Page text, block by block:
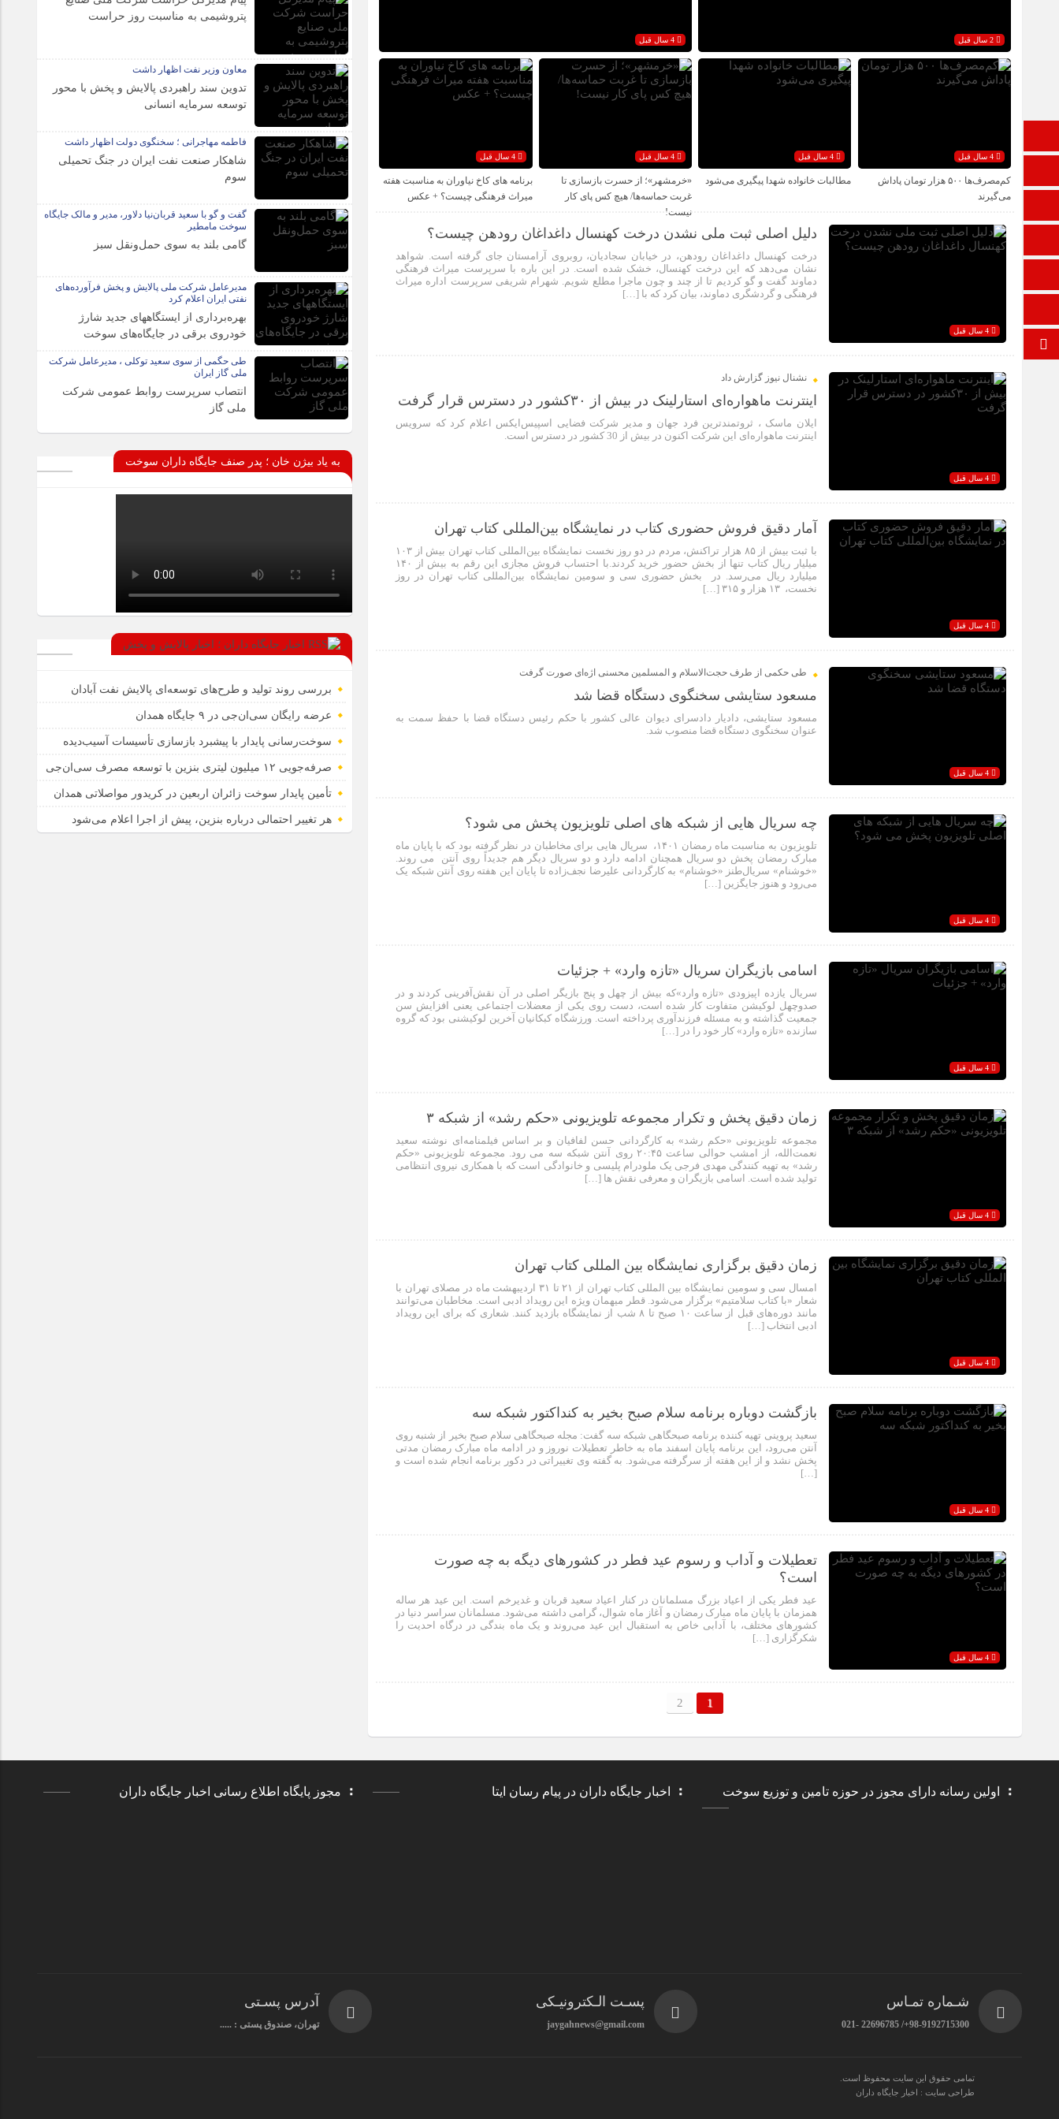
تالار گفتمان
اپلیکیشن سایت
برو بالا
2 سال قبل 4 سال قبل
4 سال قبل
کم‌مصرف‌ها ۵۰۰ هزار تومان پاداش
می‌گیرند
مطالبات خانواده شهدا پیگیری می‌شود
4 سال قبل
«خرمشهر»؛ از حسرت بازسازی تا
غربت حماسه‌ها/ هیچ کس پای کار
نیست!
4 سال قبل
برنامه های کاخ نیاوران به مناسبت هفته
میراث فرهنگی چیست؟ + عکس
دلیل اصلی ثبت ملی نشدن درخت کهنسال داغداغان رودهن چیست؟
درخت کهنسال داغداغان رودهن، در خیابان سجادیان، روبروی آرامستان جای گرفته است. شواهد
نشان می‌دهد که این درخت کهنسال، خشک شده است. در این باره با سرپرست میراث فرهنگی
دماوند گفت و گو کردیم تا از چند و چون ماجرا مطلع شویم. شهرام شریفی سرپرست اداره میراث
فرهنگی و گردشگری دماوند، بیان کرد که با […]
نشنال نیوز گزارش داد
اینترنت ماهواره‌ای استارلینک در بیش از ۳۰کشور در دسترس قرار گرفت
ایلان ماسک ، ثروتمندترین فرد جهان و مدیر شرکت فضایی اسپیس‌ایکس اعلام کرد که سرویس
اینترنت ماهواره‌ای این شرکت اکنون در بیش از 30 کشور در دسترس است.
آمار دقیق فروش حضوری کتاب در نمایشگاه بین‌المللی کتاب تهران
با ثبت بیش از ۸۵ هزار تراکنش،‌ مردم در دو روز نخست نمایشگاه بین‌المللی کتاب تهران بیش از ۱۰۳
میلیار ریال کتاب تنها از بخش حضور خرید کردند.با احتساب فروش مجازی این رقم به بیش از ۱۴۰
میلیارد ریال می‌رسد. در بخش حضوری سی و سومین نمایشگاه بین‌المللی کتاب تهران در روز
نخست، ۱۳ هزار و ۳۱۵ […]
طی حکمی از طرف حجت‌الاسلام و المسلمین محسنی اژه‌ای صورت گرفت
مسعود ستایشی سخنگوی دستگاه قضا شد
مسعود ستایشی، دادیار دادسرای دیوان عالی کشور با حکم رئیس دستگاه قضا با حفظ سمت به
عنوان سخنگوی دستگاه قضا منصوب شد.
چه سریال هایی از شبکه های اصلی تلویزیون پخش می شود؟
تلویزیون به مناسبت ماه رمضان ۱۴۰۱، سریال هایی برای مخاطبان در نظر گرفته بود که با پایان ماه
مبارک رمضان پخش دو سریال همچنان ادامه دارد و دو سریال دیگر هم جدیداً روی آنتن می روند.
«خوشنام» سریال‌طنز «خوشنام» به کارگردانی علیرضا نجف‌زاده تا پایان این هفته روی آنتن شبکه یک
می‌رود و هنوز جایگزین […]
اسامی بازیگران سریال «تازه وارد» + جزئیات
سریال یازده اپیزودی «تازه وارد»که بیش از چهل و پنج بازیگر اصلی در آن نقش‌آفرینی کردند و در
صدوچهل لوکیشن متفاوت کار شده است، دست روی یکی از معضلات اجتماعی یعنی افزایش سن
جمعیت گذاشته و به مسئله فرزندآوری پرداخته است. ورزشگاه کبکانیان آخرین لوکیشنی بود که گروه
سازنده «تازه وارد» کار خود را در […]
زمان دقیق پخش و تکرار مجموعه تلویزیونی «حکم رشد» از شبکه ۳
مجموعه تلویزیونی «حکم رشد» به کارگردانی حسن لفافیان و بر اساس فیلمنامه‌ای نوشته سعید
نعمت‌الله، از امشب حوالی ساعت ۲۰:۴۵ روی آنتن شبکه سه می رود. مجموعه تلویزیونی «حکم
رشد» به تهیه کنندگی مهدی فرجی یک ملودرام پلیسی و خانوادگی است که با همکاری نیروی انتظامی
تولید شده است. اسامی بازیگران و معرفی نقش ها […]
زمان دقیق برگزاری نمایشگاه بین المللی کتاب تهران
امسال سی و سومین نمایشگاه بین المللی کتاب تهران از ۲۱ تا ۳۱ اردیبهشت ماه در مصلای تهران با
شعار «با کتاب سلامتیم» برگزار می‌شود. قطر میهمان ویژه این رویداد ادبی است. مخاطبان می‌توانند
مانند دوره‌های قبل از ساعت ۱۰ صبح تا ۸ شب از نمایشگاه بازدید کنند. شعاری که برای این رویداد
ادبی انتخاب […]
بازگشت دوباره برنامه سلام صبح بخیر به کنداکتور شبکه سه
سعید پروینی تهیه کننده برنامه صبحگاهی شبکه سه گفت: مجله صبحگاهی سلام صبح بخیر از شنبه روی
آنتن می‌رود، این برنامه پایان اسفند ماه به خاطر تعطیلات نوروز و در ادامه ماه مبارک رمضان مدتی
پخش نشد و از این هفته از سرگرفته می‌شود. به گفته وی تغییراتی در دکور برنامه انجام شده است و
[…]
تعطیلات و آداب و رسوم عید فطر در کشورهای دیگه به چه صورت
است؟
عید فطر یکی از اعیاد بزرگ مسلمانان در کنار اعیاد سعید قربان و غدیرخم است. این عید هر ساله
همزمان با پایان ماه مبارک رمضان و آغاز ماه شوال، گرامی داشته می‌شود. مسلمانان سراسر دنیا در
کشور‌های مختلف، با آدابی خاص به استقبال این عید می‌روند و یک ماه بندگی در درگاه احدیت را
شکرگزاری […]
1
2
پتروشیمی به مناسبت روز حراست
معاون وزیر نفت اظهار داشت
تدوین سند راهبردی پالایش و پخش با محور
توسعه سرمایه انسانی
فاطمه مهاجرانی ؛ سخنگوی دولت اظهار داشت
شاهکار صنعت نفت ایران در جنگ تحمیلی
سوم
گفت و گو با سعید قربان‌نیا دلاور، مدیر و مالک جایگاه
سوخت مامطیر
گامی بلند به سوی حمل‌ونقل سبز
مدیرعامل شرکت ملی پالایش و پخش فرآورده‌های
نفتی ایران اعلام کرد
بهره‌برداری از ایستگاههای جدید شارژ
خودروی برقی در جایگاه‌های سوخت
طی حگمی از سوی سعید توکلی ، مدیرعامل شرکت
ملی گاز ایران
انتصاب سرپرست روابط عمومی شرکت
ملی گاز
به یاد بیژن خان ؛ پدر صنف جایگاه داران سوخت
اخبار جایگاه داران ؛ اخبار پالایش و پخش
بررسی روند تولید و طرح‌های توسعه‌ای پالایش نفت آبادان
عرضه رایگان سی‌ان‌جی در ۹ جایگاه همدان
سوخت‌رسانی پایدار با پیشبرد بازسازی تأسیسات آسیب‌دیده
صرفه‌جویی ۱۲ میلیون لیتری بنزین با توسعه مصرف سی‌ان‌جی
تأمین پایدار سوخت زائران اربعین در کریدور مواصلاتی همدان
هر تغییر احتمالی درباره بنزین، پیش از اجرا اعلام می‌شود
اولین رسانه دارای مجوز در حوزه تامین و توزیع سوخت اخبار جایگاه داران در پیام رسان ایتا مجوز پایگاه اطلاع رسانی اخبار جایگاه داران
شـماره تمـاس
98-9192715300+/ 22696785 -021
پسـت الـکترونیـکی
jaygahnews@gmail.com
آدرس پسـتی
تهران، صندوق پستی : .....
تمامی حقوق این سایت محفوظ است.
طراحی سایت : اخبار جایگاه داران